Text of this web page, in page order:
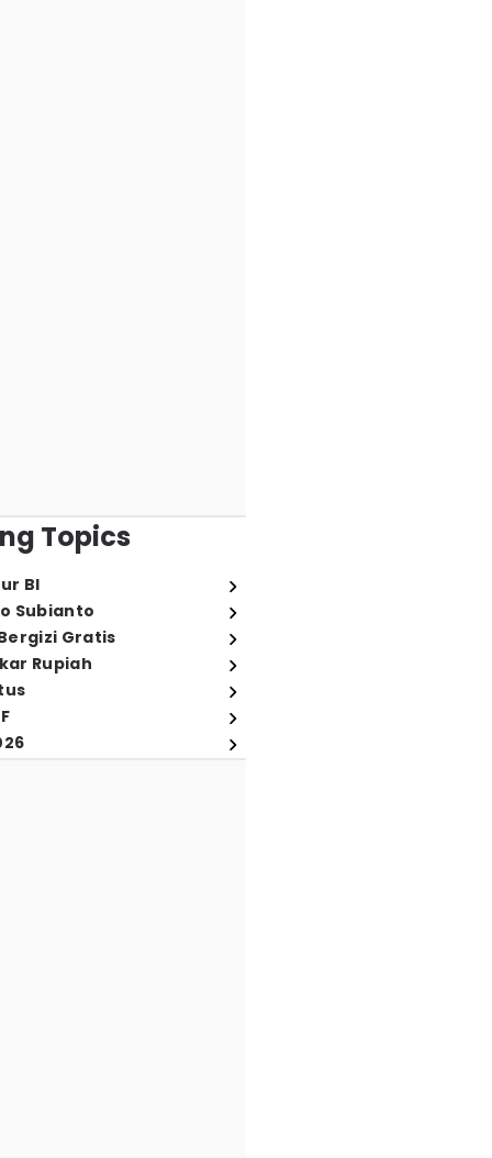
Topics
BI
Subianto
Gratis
Rupiah